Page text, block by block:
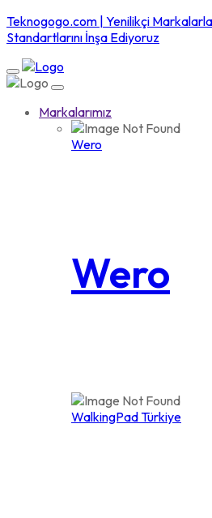
Teknogogo.com | Yenilikçi
Standartlarını İnşa Ediyoruz
Markalarımız
Wero
Wero
WalkingPad Türkiye